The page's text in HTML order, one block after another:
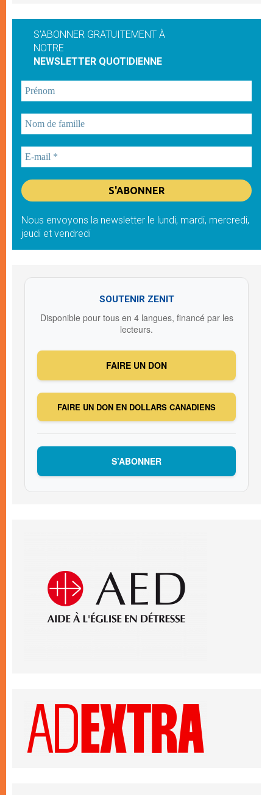
S'ABONNER GRATUITEMENT À
NOTRE
NEWSLETTER QUOTIDIENNE
Nous envoyons la newsletter le lundi, mardi, mercredi,
jeudi et vendredi
SOUTENIR ZENIT
Disponible pour tous en 4 langues, financé par les
lecteurs.
FAIRE UN DON
FAIRE UN DON EN DOLLARS CANADIENS
S’ABONNER